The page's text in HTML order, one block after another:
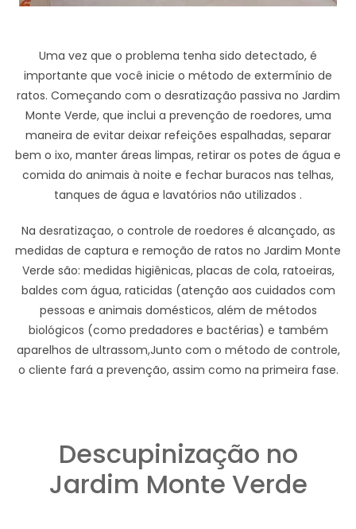
Uma vez que o problema tenha sido detectado, é
importante que você inicie o método de extermínio de
ratos. Começando com o desratização passiva no Jardim
Monte Verde, que inclui a prevenção de roedores, uma
maneira de evitar deixar refeições espalhadas, separar
bem o ixo, manter áreas limpas, retirar os potes de água e
comida do animais à noite e fechar buracos nas telhas,
tanques de água e lavatórios não utilizados .
Na desratizaçao, o controle de roedores é alcançado, as
medidas de captura e remoção de ratos no Jardim Monte
Verde são: medidas higiênicas, placas de cola, ratoeiras,
baldes com água, raticidas (atenção aos cuidados com
pessoas e animais domésticos, além de métodos
biológicos (como predadores e bactérias) e também
aparelhos de ultrassom,Junto com o método de controle,
o cliente fará a prevenção, assim como na primeira fase.
Descupinização no
Jardim Monte Verde